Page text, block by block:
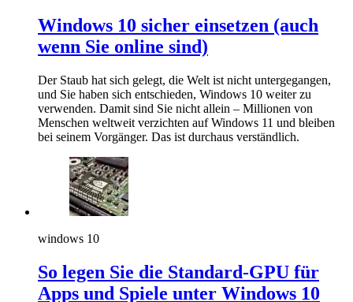
Windows 10 sicher einsetzen (auch
wenn Sie online sind)
Der Staub hat sich gelegt, die Welt ist nicht untergegangen,
und Sie haben sich entschieden, Windows 10 weiter zu
verwenden. Damit sind Sie nicht allein – Millionen von
Menschen weltweit verzichten auf Windows 11 und bleiben
bei seinem Vorgänger. Das ist durchaus verständlich.
windows 10
So legen Sie die Standard-GPU für
Apps und Spiele unter Windows 10